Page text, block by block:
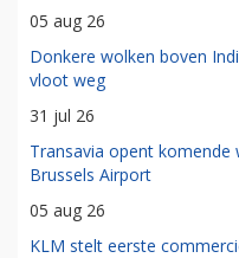
05 aug 26
Donkere wolken boven
vloot weg
31 jul 26
Transavia opent
Brussels Airport
05 aug 26
KLM stelt eerste